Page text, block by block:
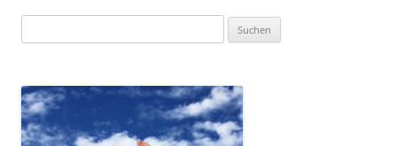
nach: